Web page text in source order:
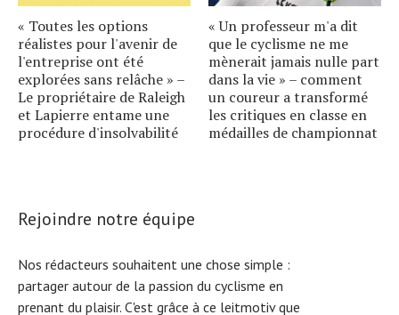
« Toutes les options
réalistes pour l'avenir de
l'entreprise ont été
explorées sans relâche » –
Le propriétaire de Raleigh
et Lapierre entame une
procédure d'insolvabilité
« Un professeur m'a dit
que le cyclisme ne me
mènerait jamais nulle part
dans la vie » – comment
un coureur a transformé
les critiques en classe en
médailles de championnat
Rejoindre notre équipe
Nos rédacteurs souhaitent une chose simple :
partager autour de la passion du cyclisme en
prenant du plaisir. C'est grâce à ce leitmotiv que